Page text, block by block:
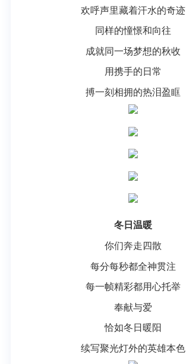
欢呼声里藏着汗水的奇迹
同样的憧憬和向往
成就同一场梦想的秋收
用携手的日常
搏一刻相拥的热泪盈眶
冬日温暖
你们奔走四散
每分每秒都全神贯注
每一帧精彩都用心托举
奉献与爱
恰如冬日暖阳
续写聚光灯外的英雄本色